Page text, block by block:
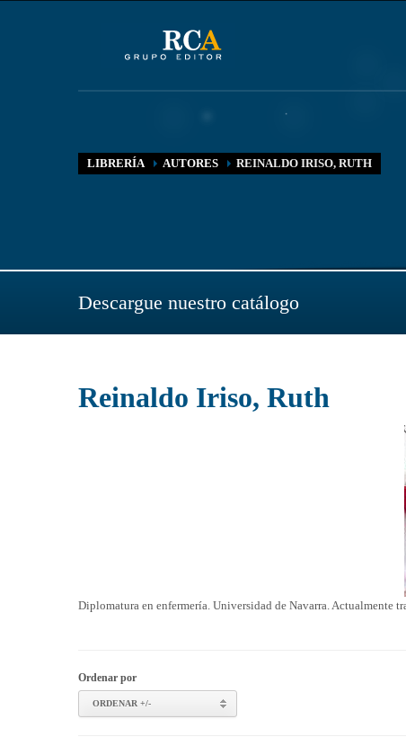
LIBRERÍA AUTORES REINALDO IRISO, RUTH
Descargue nuestro catálogo
Reinaldo Iriso, Ruth
Diplomatura en enfermería. Universidad de Navarra. Actualmente
Ordenar por
ORDENAR +/-